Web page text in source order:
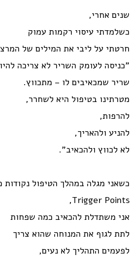
שנים אחרי,
כשלמדתי עיסוי רקמות עמוק
חרטתי על ליבי את המילים של
"כניסה לעומק השריר לא צריכה
שריר שמכאיבים לו – מתכווץ.
מטרתינו בטיפול היא לשחרר,
להרפות,
להניע ולהאריך,
לא לכווץ ולהכאיב".
כשאני מגלה במהלך הטיפול נקודות
Trigger Points,
אני משתדלת להכאיב כמה שפחות
לתת לגוף את המנוחה שהוא צריך
לפעמים התהליך לא נעים,